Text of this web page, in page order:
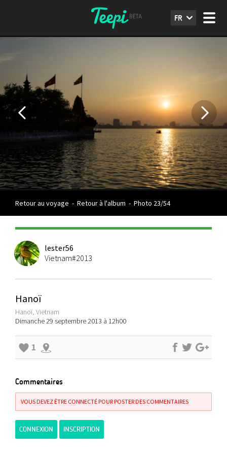
FR
Retour au voyage - Retour à l'album - Photo 23/54
lester56
Vietnam#2013
Hanoï
Hanoï, Vietnam
Dimanche 29 septembre 2013 à 12h00
1
Commentaires
VOUS DEVEZ ÊTRE CONNECTÉ POUR POSTER DES COMMENTAIRES
CONNEXION INSCRIPTION